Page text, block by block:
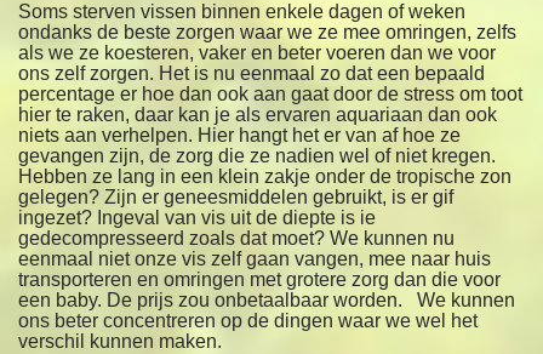
Soms sterven vissen binnen enkele dagen of weken
ondanks de beste zorgen waar we ze mee omringen, zelfs
als we ze koesteren, vaker en beter voeren dan we voor
ons zelf zorgen. Het is nu eenmaal zo dat een bepaald
percentage er hoe dan ook aan gaat door de stress om toot
hier te raken, daar kan je als ervaren aquariaan dan ook
niets aan verhelpen. Hier hangt het er van af hoe ze
gevangen zijn, de zorg die ze nadien wel of niet kregen.
Hebben ze lang in een klein zakje onder de tropische zon
gelegen? Zijn er geneesmiddelen gebruikt, is er gif
ingezet? Ingeval van vis uit de diepte is ie
gedecompresseerd zoals dat moet? We kunnen nu
eenmaal niet onze vis zelf gaan vangen, mee naar huis
transporteren en omringen met grotere zorg dan die voor
een baby. De prijs zou onbetaalbaar worden. We kunnen
ons beter concentreren op de dingen waar we wel het
verschil kunnen maken.